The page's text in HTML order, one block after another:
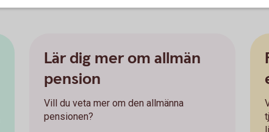
Lär dig mer om allmän
pension
Vill du veta mer om den allmänna
pensionen?